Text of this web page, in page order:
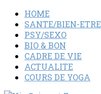
HOME
SANTE/BIEN-ETRE
PSY/SEXO
BIO & BON
CADRE DE VIE
ACTUALITE
COURS DE YOGA